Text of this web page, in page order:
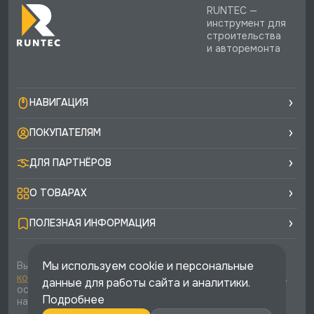
RUNTEC —
инструмент для
строительства
и авторемонта
НАВИГАЦИЯ
ПОКУПАТЕЛЯМ
ДЛЯ ПАРТНЁРОВ
О ТОВАРАХ
ПОЛЕЗНАЯ ИНФОРМАЦИЯ
Вы соглашаетесь с условиямиполитики
конфиденциальностиипубличной офертыкаждый раз,
оставляя свои данные в любой форме обратной связи
на сайте runtec-shop.ru
Мы используем cookie и персональные
данные для работы сайта и аналитики.
Подробнее